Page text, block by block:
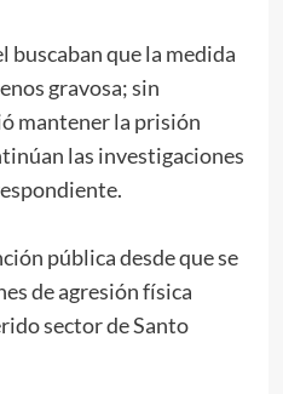
buscaban que la medida
gravosa; sin
mantener la prisión
las investigaciones
pública desde que se
de agresión física
sector de Santo